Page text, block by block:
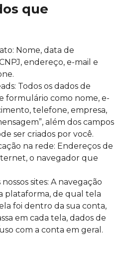
que
Nome, data de
endereço, e-mail e
Todos os dados de
formulário como nome, e-
telefone, empresa,
além dos campos
ser criados por você.
na rede: Endereços de
o navegador que
sites: A navegação
plataforma, de qual tela
foi dentro da sua conta,
em cada tela, dados de
com a conta em geral.